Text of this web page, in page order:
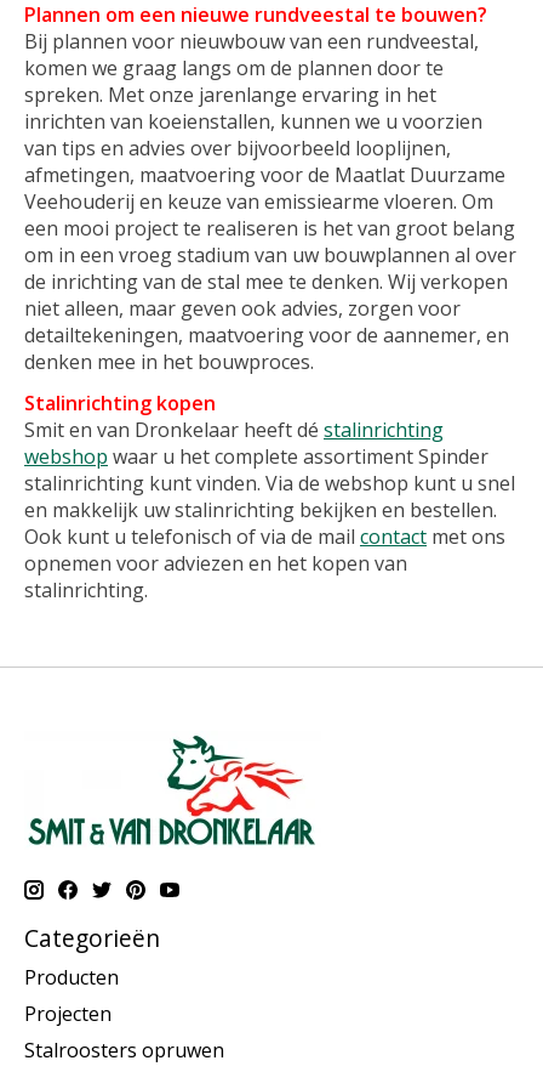
Plannen om een nieuwe rundveestal te bouwen?
Bij plannen voor nieuwbouw van een rundveestal,
komen we graag langs om de plannen door te
spreken. Met onze jarenlange ervaring in het
inrichten van koeienstallen, kunnen we u voorzien
van tips en advies over bijvoorbeeld looplijnen,
afmetingen, maatvoering voor de Maatlat Duurzame
Veehouderij en keuze van emissiearme vloeren. Om
een mooi project te realiseren is het van groot belang
om in een vroeg stadium van uw bouwplannen al over
de inrichting van de stal mee te denken. Wij verkopen
niet alleen, maar geven ook advies, zorgen voor
detailtekeningen, maatvoering voor de aannemer, en
denken mee in het bouwproces.
Stalinrichting kopen
Smit en van Dronkelaar heeft dé stalinrichting
webshop waar u het complete assortiment Spinder
stalinrichting kunt vinden. Via de webshop kunt u snel
en makkelijk uw stalinrichting bekijken en bestellen.
Ook kunt u telefonisch of via de mail contact met ons
opnemen voor adviezen en het kopen van
stalinrichting.
Categorieën
Producten
Projecten
Stalroosters opruwen